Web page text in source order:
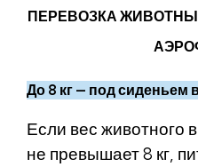
ПЕРЕВОЗКА
До 8 кг — под сиденьем
Если вес животного
не превышает 8 кг,